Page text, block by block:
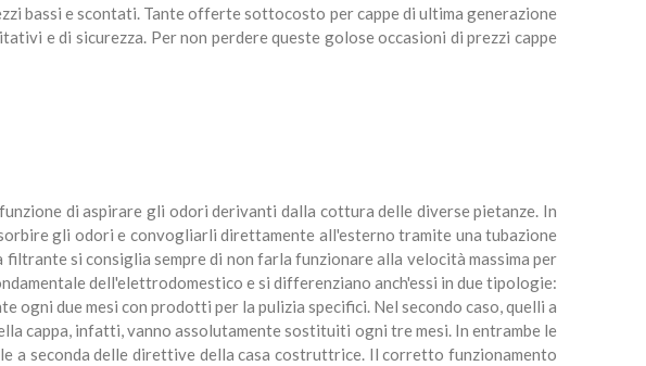
bassi e scontati. Tante offerte sottocosto per cappe di ultima generazione
e di sicurezza. Per non perdere queste golose occasioni di prezzi cappe
di aspirare gli odori derivanti dalla cottura delle diverse pietanze. In
gli odori e convogliarli direttamente all'esterno tramite una tubazione
si consiglia sempre di non farla funzionare alla velocità massima per
dell'elettrodomestico e si differenziano anch'essi in due tipologie:
ogni due mesi con prodotti per la pulizia specifici. Nel secondo caso, quelli a
cappa, infatti, vanno assolutamente sostituiti ogni tre mesi. In entrambe le
a seconda delle direttive della casa costruttrice. Il corretto funzionamento